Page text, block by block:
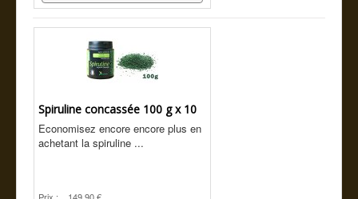
Spiruline concassée 100 g x 10
Economisez encore encore plus en
achetant la spiruline ...